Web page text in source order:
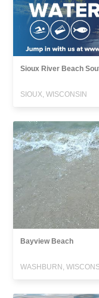
Sioux River Beach
SIOUX, WISCONSIN
Bayview Beach
WASHBURN,